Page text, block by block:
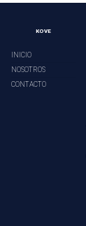
KOVE
INICIO
NOSOTROS
CONTACTO